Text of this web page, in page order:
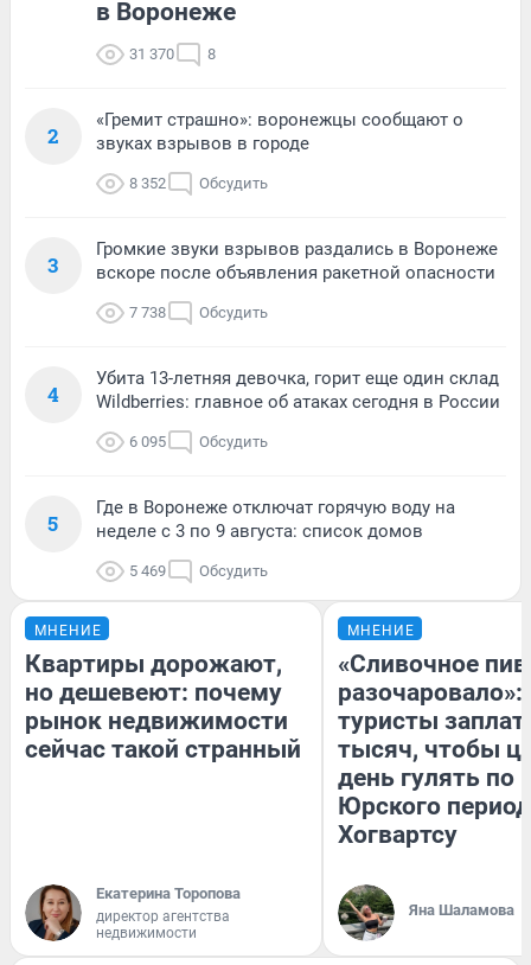
в Воронеже
31 370 8
2
«Гремит страшно»: воронежцы сообщают о
звуках взрывов в городе
8 352 Обсудить
3
Громкие звуки взрывов раздались в Воронеже
вскоре после объявления ракетной опасности
7 738 Обсудить
4
Убита 13-летняя девочка, горит еще один склад
Wildberries: главное об атаках сегодня в России
6 095 Обсудить
5
Где в Воронеже отключат горячую воду на
неделе с 3 по 9 августа: список домов
5 469 Обсудить
МНЕНИЕ
Квартиры дорожают,
но дешевеют: почему
рынок недвижимости
сейчас такой странный
Екатерина Торопова
директор агентства
недвижимости
МНЕНИЕ
«Сливочное
разочаровало»:
туристы
тысяч, чтобы
день гулять по
Юрского
Хогвартсу
Яна Шаламова